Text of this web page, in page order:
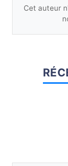
Cet auteur